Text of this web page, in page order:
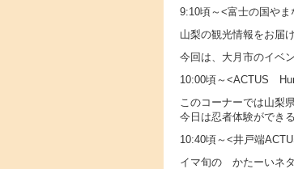
9:10頃～<富士の国やま
山梨の観光情報をお届
今回は、大月市のイベ
10:00頃～<ACTUS
このコーナーでは山梨
今日は忍者体験ができ
10:40頃～<井戸端
イマ旬の かたーいネ